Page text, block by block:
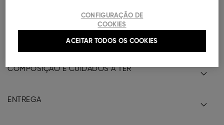
botão e fecho de correr. Presilhas para cinto. Bolsos
diagonais na frente.
000041147617020
COMPOSIÇÃO E CUIDADOS A TER
ENTREGA
CONFIGURAÇÃO DE
COOKIES
ACEITAR TODOS OS COOKIES